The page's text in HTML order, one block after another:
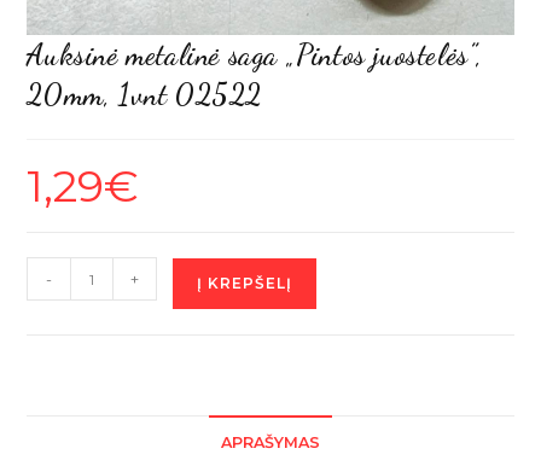
Auksinė metalinė saga „Pintos juostelės”,
20mm, 1vnt 02522
1,29€
produkto
kiekis:
- + Į KREPŠELĮ
APRAŠYMAS